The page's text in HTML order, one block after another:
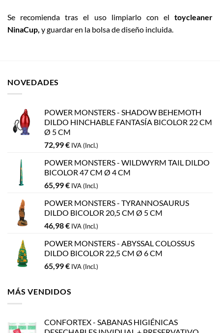
Se recomienda tras el uso limpiarlo con el toycleaner
NinaCup, y guardar en la bolsa de diseño incluida.
NOVEDADES
POWER MONSTERS - SHADOW BEHEMOTH
DILDO HINCHABLE FANTASÍA BICOLOR 22 CM
Ø 5 CM
72,99€ IVA (Incl.)
POWER MONSTERS - WILDWYRM TAIL DILDO
BICOLOR 47 CM Ø 4 CM
65,99€ IVA (Incl.)
POWER MONSTERS - TYRANNOSAURUS
DILDO BICOLOR 20,5 CM Ø 5 CM
46,98€ IVA (Incl.)
POWER MONSTERS - ABYSSAL COLOSSUS
DILDO BICOLOR 22,5 CM Ø 6 CM
65,99€ IVA (Incl.)
MÁS VENDIDOS
CONFORTEX - SABANAS HIGIÉNICAS